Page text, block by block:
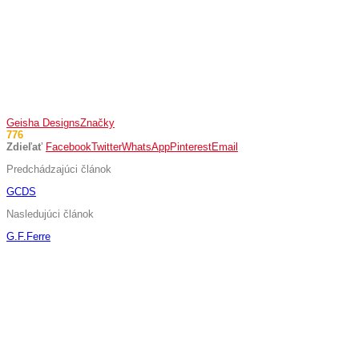
Geisha DesignsZnačky
776
Zdieľať FacebookTwitterWhatsAppPinterestEmail
Predchádzajúci článok
GCDS
Nasledujúci článok
G.F.Ferre